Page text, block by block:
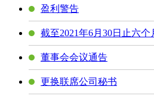
盈利警告
截至2021年6月30日止六
董事会会议通告
更换联席公司秘书